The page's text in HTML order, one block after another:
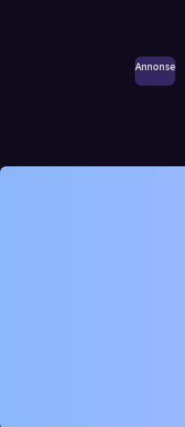
Annonse